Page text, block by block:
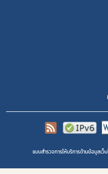
แบบสำรวจการให้บริการด้านข้อมูลเว็